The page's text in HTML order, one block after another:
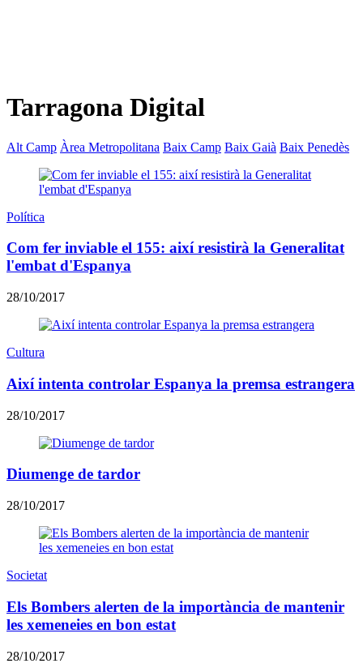
Tarragona Digital
Alt Camp Àrea Metropolitana Baix Camp Baix Gaià Baix Penedès
Política
Com fer inviable el 155: així resistirà la Generalitat
l'embat d'Espanya
28/10/2017
Cultura
Així intenta controlar Espanya la premsa estrangera
28/10/2017
Diumenge de tardor
28/10/2017
Societat
Els Bombers alerten de la importància de mantenir
les xemeneies en bon estat
28/10/2017